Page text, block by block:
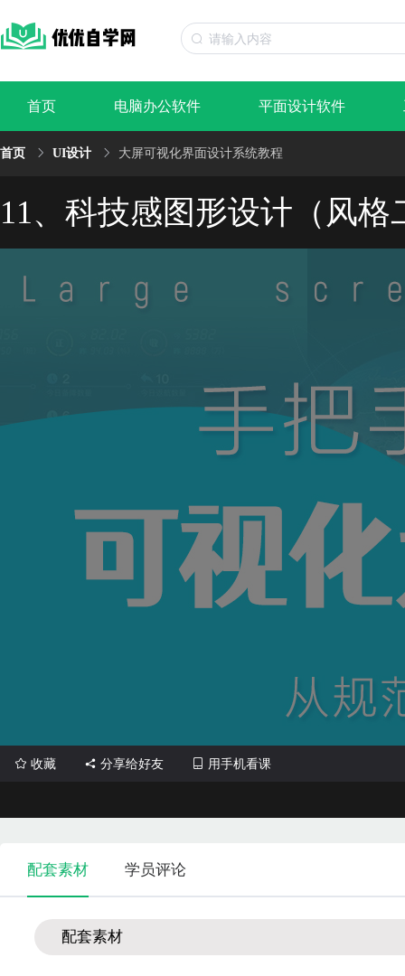
首页 电脑办公软件 平面设计软件
首页 UI设计 大屏可视化界面设计系统教程
11、科技感图形设计（风格
收藏 分享给好友 用手机看课
配套素材 学员评论
配套素材